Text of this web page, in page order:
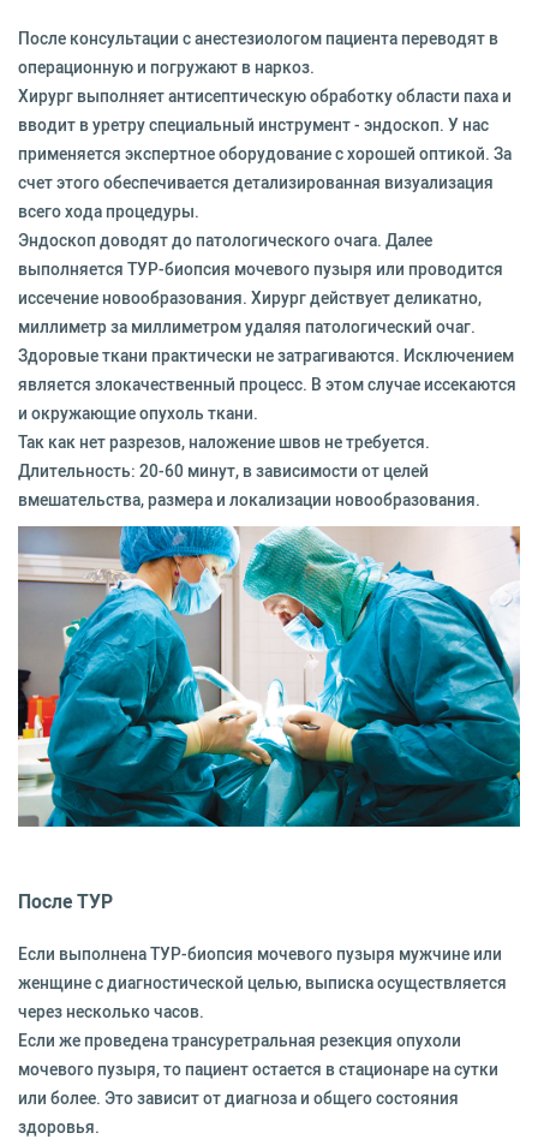
После консультации с анестезиологом пациента переводят в
операционную и погружают в наркоз.
Хирург выполняет антисептическую обработку области паха и
вводит в уретру специальный инструмент - эндоскоп. У нас
применяется экспертное оборудование с хорошей оптикой. За
счет этого обеспечивается детализированная визуализация
всего хода процедуры.
Эндоскоп доводят до патологического очага. Далее
выполняется ТУР-биопсия мочевого пузыря или проводится
иссечение новообразования. Хирург действует деликатно,
миллиметр за миллиметром удаляя патологический очаг.
Здоровые ткани практически не затрагиваются. Исключением
является злокачественный процесс. В этом случае иссекаются
и окружающие опухоль ткани.
Так как нет разрезов, наложение швов не требуется.
Длительность: 20-60 минут, в зависимости от целей
вмешательства, размера и локализации новообразования.
После ТУР
Если выполнена ТУР-биопсия мочевого пузыря мужчине или
женщине с диагностической целью, выписка осуществляется
через несколько часов.
Если же проведена трансуретральная резекция опухоли
мочевого пузыря, то пациент остается в стационаре на сутки
или более. Это зависит от диагноза и общего состояния
здоровья.